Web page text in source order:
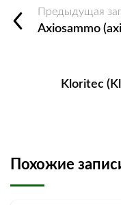
Предыдущая
Axiosammo
Kloritec
Похожие